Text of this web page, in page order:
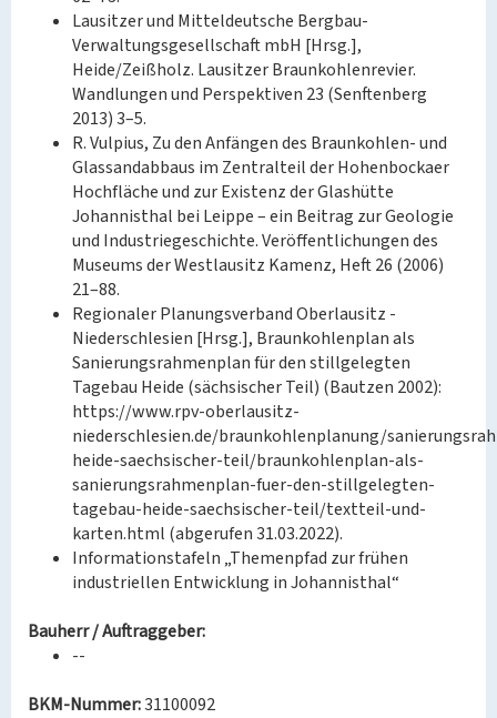
Lausitzer und Mitteldeutsche Bergbau-
Verwaltungsgesellschaft mbH [Hrsg.],
Heide/Zeißholz. Lausitzer Braunkohlenrevier.
Wandlungen und Perspektiven 23 (Senftenberg
2013) 3–5.
R. Vulpius, Zu den Anfängen des Braunkohlen- und
Glassandabbaus im Zentralteil der Hohenbockaer
Hochfläche und zur Existenz der Glashütte
Johannisthal bei Leippe – ein Beitrag zur Geologie
und Industriegeschichte. Veröffentlichungen des
Museums der Westlausitz Kamenz, Heft 26 (2006)
21–88.
Regionaler Planungsverband Oberlausitz -
Niederschlesien [Hrsg.], Braunkohlenplan als
Sanierungsrahmenplan für den stillgelegten
Tagebau Heide (sächsischer Teil) (Bautzen 2002):
https://www.rpv-oberlausitz-
niederschlesien.de/braunkohlenplanung/
heide-saechsischer-teil/braunkohlenplan-als-
sanierungsrahmenplan-fuer-den-stillgelegten-
tagebau-heide-saechsischer-teil/textteil-und-
karten.html (abgerufen 31.03.2022).
Informationstafeln „Themenpfad zur frühen
industriellen Entwicklung in Johannisthal“
Bauherr / Auftraggeber:
--
BKM-Nummer:31100092